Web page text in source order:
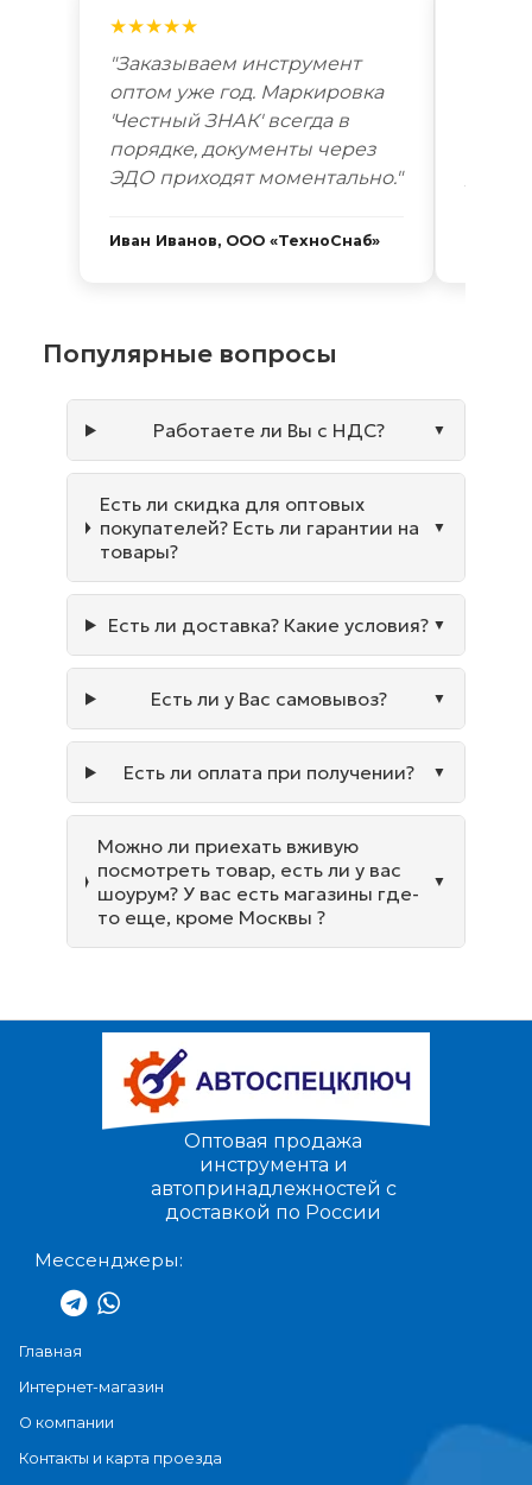
★★★★★
"Заказываем инструмент
оптом уже год. Маркировка
'Честный ЗНАК' всегда в
порядке, документы через
ЭДО приходят моментально."
Иван Иванов, ООО «ТехноСнаб»
Популярные вопросы
Работаете ли Вы с НДС?
Есть ли скидка для оптовых
покупателей? Есть ли гарантии на
товары?
Есть ли доставка? Какие условия?
Есть ли у Вас самовывоз?
Есть ли оплата при получении?
Можно ли приехать вживую
посмотреть товар, есть ли у вас
шоурум? У вас есть магазины где-
то еще, кроме Москвы ?
Оптовая продажа
инструмента и
автопринадлежностей с
доставкой по России
Мессенджеры:
Главная
Интернет-магазин
О компании
Контакты и карта проезда